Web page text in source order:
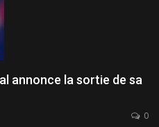
annonce la sortie de sa
0